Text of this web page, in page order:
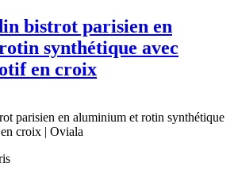
bistrot parisien en
synthétique avec
en croix